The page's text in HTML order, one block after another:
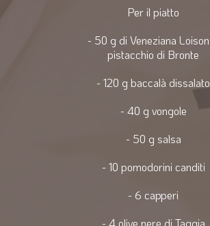
Per il piatto
- 50 g di Veneziana
pistacchio di Bronte
- 120 g baccalà dissalato
- 40 g vongole
- 50 g salsa
- 10 pomodorini canditi
- 6 capperi
- 4 olive nere di Taggia